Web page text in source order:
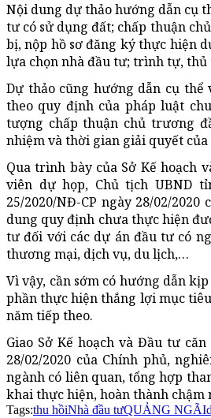
Nội dung dự thảo hướng dẫn cụ
tư có sử dụng đất; chấp thuận
bị, nộp hồ sơ đăng ký thực hiện
lựa chọn nhà đầu tư; trình tự,
Dự thảo cũng hướng dẫn cụ
theo quy định của pháp luật
tượng chấp thuận chủ trương
nhiệm và thời gian giải quyết
Qua trình bày của Sở Kế hoạch
viên dự họp, Chủ tịch UBND
25/2020/NĐ-CP ngày 28/02/
dung quy định chưa thực hiện
tư đối với các dự án đầu tư có
thương mại, dịch vụ, du lịch,…
Vì vậy, cần sớm có hướng dẫn
phần thực hiện thắng lợi mục
năm tiếp theo.
Giao Sở Kế hoạch và Đầu tư
28/02/2020 của Chính phủ,
ngành có liên quan, tổng hợp
khai thực hiện, hoàn thành chậm
Tags:thu hồiNhà đầu tưQUẢNG NGÃI